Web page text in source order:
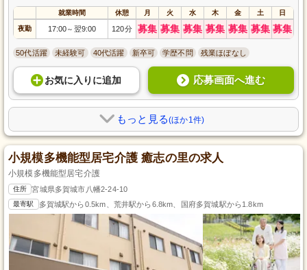
就業時間 休憩 月 火 水 木 金 土 日
夜勤 17:00～ 翌9:00 120分 募集 募集 募集 募集 募集 募集 募集
50代活躍 未経験可 40代活躍 新卒可 学歴不問 残業ほぼなし
お気に入り に追加 応募画面へ進む
もっと見る(ほか1件)
小規模多機能型居宅介護 癒志の里の求人
小規模多機能型居宅介護
住所 宮城県多賀城市八幡2-24-10
最寄駅 多賀城駅から0.5km、荒井駅から6.8km、国府多賀城駅から1.8km